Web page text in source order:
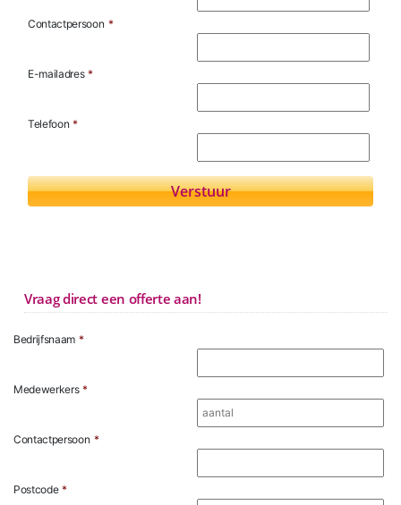
Contactpersoon *
E-mailadres *
Telefoon *
Vraag direct een offerte aan!
Bedrijfsnaam *
Medewerkers *
Contactpersoon *
Postcode *